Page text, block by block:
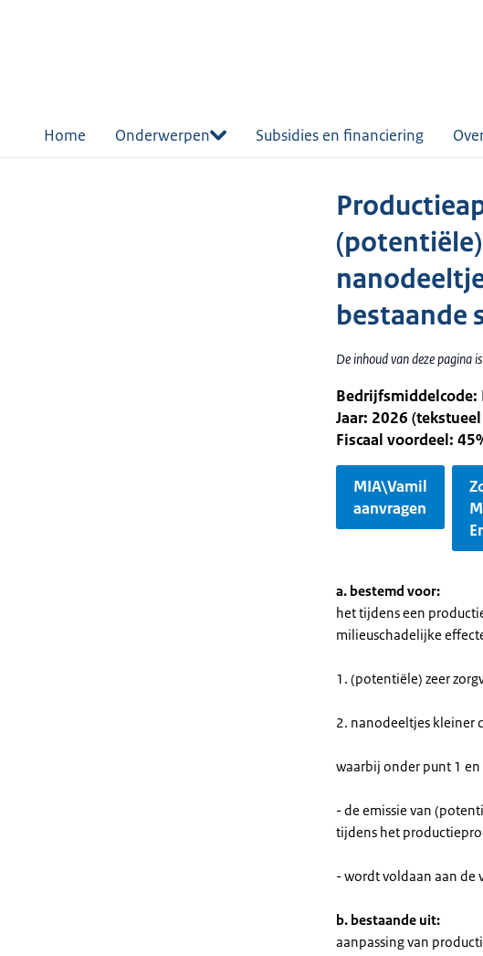
Home Onderwerpen Subsidies en financiering
bestaande
De inhoud van deze pagina
Bedrijfsmiddelcode:
Jaar: 2026
Fiscaal voordeel:
MIA\Vamil
aanvragen
a. bestemd voor:
het tijdens een
milieuschadelijke
1. (potentiële) zeer
2. nanodeeltjes kleiner
waarbij onder punt 1
- de emissie van
tijdens het
- wordt voldaan aan de
b. bestaande uit:
aanpassing van